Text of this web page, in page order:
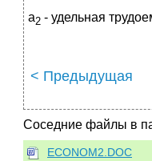
а2 - удельная
< Предыдущая
Соседние файлы в
ECONOM2.DOC